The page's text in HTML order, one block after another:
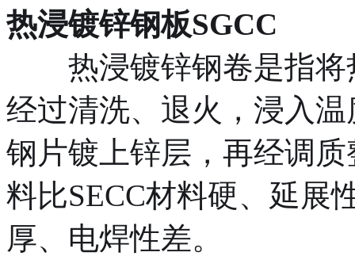
热浸镀锌钢板SGCC
热浸镀锌钢卷是指将
经过清洗、退火，浸入
钢片镀上锌层，再经调
料比SECC材料硬、延展
厚、电焊性差。